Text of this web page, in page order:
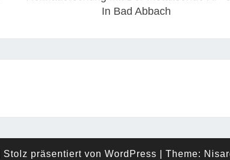
In Bad Abbach
Stolz präsentiert von WordPress Theme: